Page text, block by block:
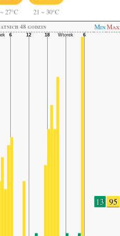
~ 27°C 21 ~ 30°C
48 godzin MinMax
13 95